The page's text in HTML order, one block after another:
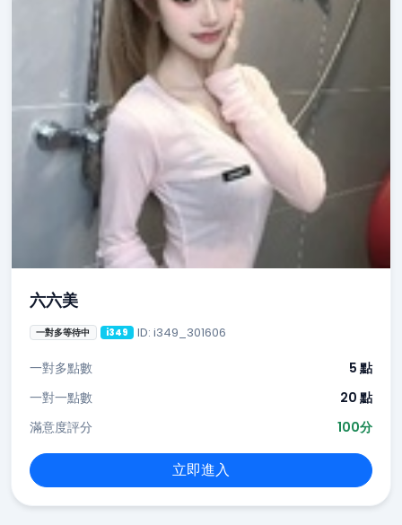
六六美
一對多等待中 i349 ID: i349_301606
一對多點數
5 點
一對一點數
20 點
滿意度評分
100分
立即進入